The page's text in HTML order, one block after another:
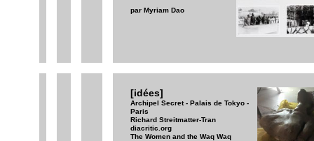
par Myriam Dao
[idées]
Archipel Secret - Palais de Tokyo -
Paris
Richard Streitmatter-Tran
diacritic.org
The Women and the Waq Waq